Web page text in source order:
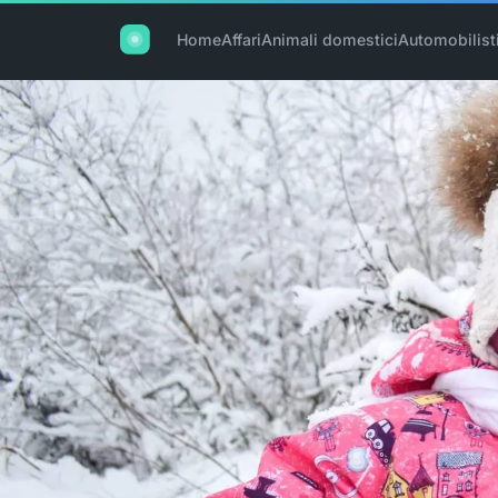
HomeAffariAnimali domestici